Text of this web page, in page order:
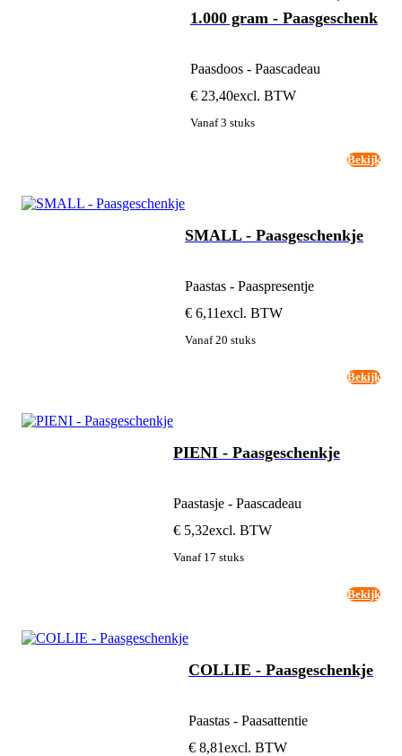
1.000 gram - Paasgeschenk
Paasdoos - Paascadeau
€ 23,40excl. BTW
Vanaf 3 stuks
Bekijk
SMALL - Paasgeschenkje
Paastas - Paaspresentje
€ 6,11excl. BTW
Vanaf 20 stuks
Bekijk
PIENI - Paasgeschenkje
Paastasje - Paascadeau
€ 5,32excl. BTW
Vanaf 17 stuks
Bekijk
COLLIE - Paasgeschenkje
Paastas - Paasattentie
€ 8,81excl. BTW